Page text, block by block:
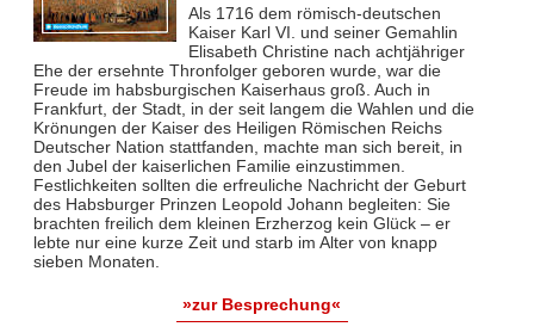
Als 1716 dem römisch-deutschen
Kaiser Karl VI. und seiner Gemahlin
Elisabeth Christine nach achtjähriger
Ehe der ersehnte Thronfolger geboren wurde, war die
Freude im habsburgischen Kaiserhaus groß. Auch in
Frankfurt, der Stadt, in der seit langem die Wahlen und die
Krönun­gen der Kaiser des Heiligen Römischen Reichs
Deutscher Nation stattfanden, machte man sich bereit, in
den Jubel der kaiserlichen Familie einzustimmen.
Festlichkeiten soll­ten die erfreuli­che Nachricht der Geburt
des Habsburger Prinzen Leopold Jo­hann be­gleiten: Sie
brachten freilich dem klei­nen Erzherzog kein Glück – er
lebte nur eine kurze Zeit und starb im Alter von knapp
sieben Monaten.
»zur Besprechung«